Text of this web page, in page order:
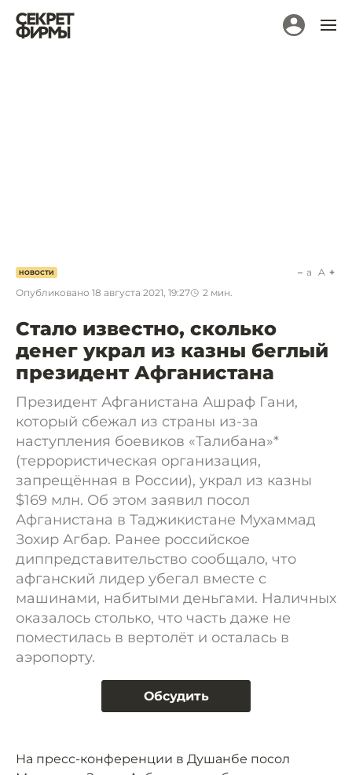
НОВОСТИ
Опубликовано 18 августа 2021, 19:27 2 мин.
a A
Стало известно, сколько
денег украл из казны беглый
президент Афганистана
Президент Афганистана Ашраф Гани,
который сбежал из страны из-за
наступления боевиков «Талибана»*
(террористическая организация,
запрещённая в России), украл из казны
$169 млн. Об этом заявил посол
Афганистана в Таджикистане Мухаммад
Зохир Агбар. Ранее российское
диппредставительство сообщало, что
афганский лидер убегал вместе с
машинами, набитыми деньгами. Наличных
оказалось столько, что часть даже не
поместилась в вертолёт и осталась в
аэропорту.
Обсудить
На пресс-конференции в Душанбе посол